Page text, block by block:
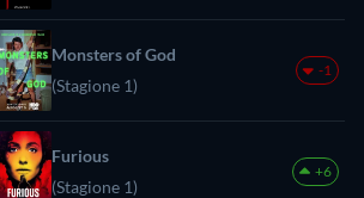
Monsters of God
(Stagione 1)
-1
Furious
(Stagione 1)
+6